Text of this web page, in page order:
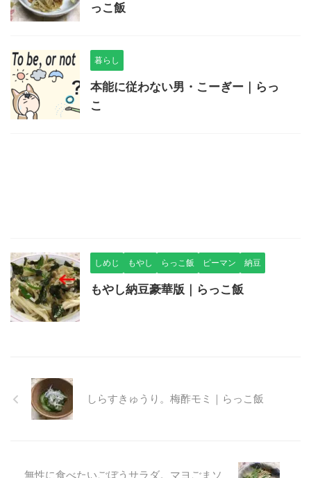
っこ飯
暮らし
本能に従わない男・こーぎー｜らっ
こ
しめじ もやし らっこ飯 ピーマン 納豆
もやし納豆豪華版｜らっこ飯
しらすきゅうり。梅酢モミ｜らっこ飯
無性に食べたいごぼうサラダ。マヨごまソ